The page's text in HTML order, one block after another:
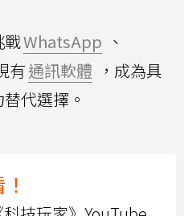
戰WhatsApp 、
有通訊軟體 ，成為具
代選擇。